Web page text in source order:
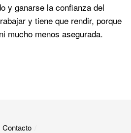
y ganarse la confianza del
y tiene que rendir, porque
mucho menos asegurada.
Contacto